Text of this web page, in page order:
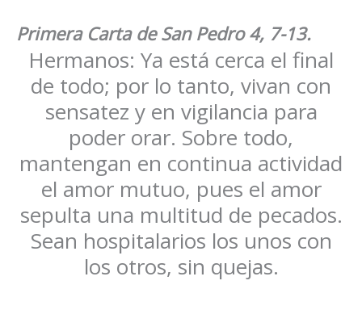
Primera Carta de San Pedro 4, 7-13.
Hermanos: Ya está cerca el final
de todo; por lo tanto, vivan con
sensatez y en vigilancia para
poder orar. Sobre todo,
mantengan en continua actividad
el amor mutuo, pues el amor
sepulta una multitud de pecados.
Sean hospitalarios los unos con
los otros, sin quejas.